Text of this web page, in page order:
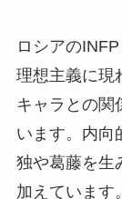
ロシアの
理想主義に現
キャラとの関
います。内向
独や葛藤を生
加えています。